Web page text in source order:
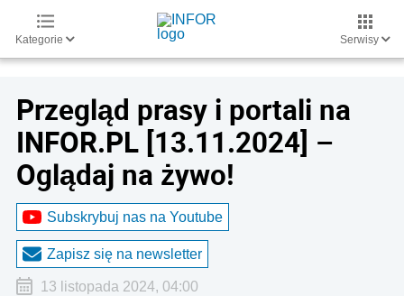
Kategorie Serwisy
Przegląd prasy i portali na
INFOR.PL [13.11.2024] –
Oglądaj na żywo!
Subskrybuj nas na Youtube
Zapisz się na newsletter
13 listopada 2024, 04:00